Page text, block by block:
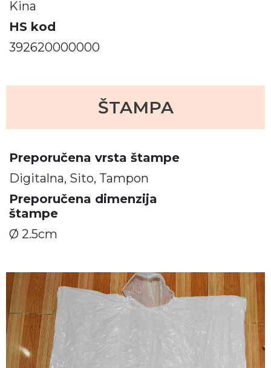
Kina
HS kod
392620000000
ŠTAMPA
Preporučena vrsta štampe
Digitalna, Sito, Tampon
Preporučena dimenzija
štampe
Ø 2.5cm